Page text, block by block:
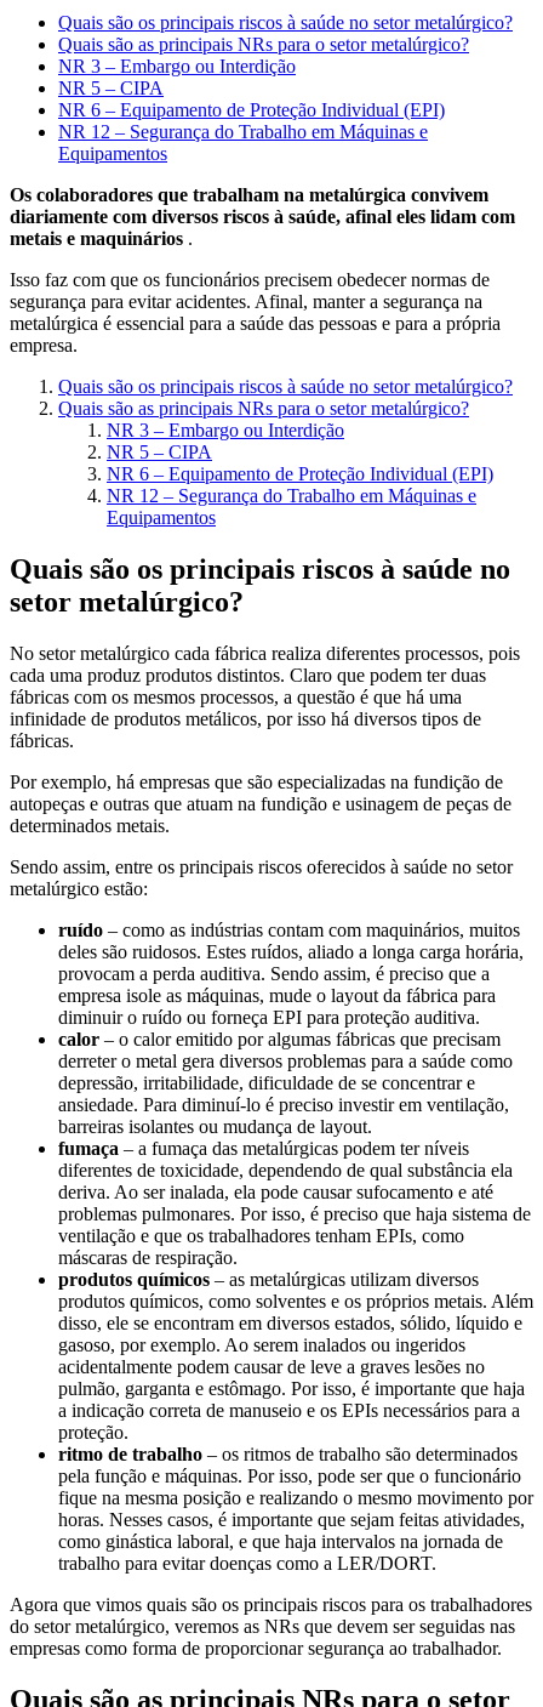
Quais são os principais riscos à saúde no setor metalúrgico?
Quais são as principais NRs para o setor metalúrgico?
NR 3 – Embargo ou Interdição
NR 5 – CIPA
NR 6 – Equipamento de Proteção Individual (EPI)
NR 12 – Segurança do Trabalho em Máquinas e
Equipamentos
Os colaboradores que trabalham na metalúrgica convivem
diariamente com diversos riscos à saúde, afinal eles lidam com
metais e maquinários .
Isso faz com que os funcionários precisem obedecer normas de
segurança para evitar acidentes. Afinal, manter a segurança na
metalúrgica é essencial para a saúde das pessoas e para a própria
empresa.
Quais são os principais riscos à saúde no setor metalúrgico?
Quais são as principais NRs para o setor metalúrgico?
NR 3 – Embargo ou Interdição
NR 5 – CIPA
NR 6 – Equipamento de Proteção Individual (EPI)
NR 12 – Segurança do Trabalho em Máquinas e
Equipamentos
Quais são os principais riscos à saúde no
setor metalúrgico?
No setor metalúrgico cada fábrica realiza diferentes processos, pois
cada uma produz produtos distintos. Claro que podem ter duas
fábricas com os mesmos processos, a questão é que há uma
infinidade de produtos metálicos, por isso há diversos tipos de
fábricas.
Por exemplo, há empresas que são especializadas na fundição de
autopeças e outras que atuam na fundição e usinagem de peças de
determinados metais.
Sendo assim, entre os principais riscos oferecidos à saúde no setor
metalúrgico estão:
ruído – como as indústrias contam com maquinários, muitos
deles são ruidosos. Estes ruídos, aliado a longa carga horária,
provocam a perda auditiva. Sendo assim, é preciso que a
empresa isole as máquinas, mude o layout da fábrica para
diminuir o ruído ou forneça EPI para proteção auditiva.
calor – o calor emitido por algumas fábricas que precisam
derreter o metal gera diversos problemas para a saúde como
depressão, irritabilidade, dificuldade de se concentrar e
ansiedade. Para diminuí-lo é preciso investir em ventilação,
barreiras isolantes ou mudança de layout.
fumaça – a fumaça das metalúrgicas podem ter níveis
diferentes de toxicidade, dependendo de qual substância ela
deriva. Ao ser inalada, ela pode causar sufocamento e até
problemas pulmonares. Por isso, é preciso que haja sistema de
ventilação e que os trabalhadores tenham EPIs, como
máscaras de respiração.
produtos químicos – as metalúrgicas utilizam diversos
produtos químicos, como solventes e os próprios metais. Além
disso, ele se encontram em diversos estados, sólido, líquido e
gasoso, por exemplo. Ao serem inalados ou ingeridos
acidentalmente podem causar de leve a graves lesões no
pulmão, garganta e estômago. Por isso, é importante que haja
a indicação correta de manuseio e os EPIs necessários para a
proteção.
ritmo de trabalho – os ritmos de trabalho são determinados
pela função e máquinas. Por isso, pode ser que o funcionário
fique na mesma posição e realizando o mesmo movimento por
horas. Nesses casos, é importante que sejam feitas atividades,
como ginástica laboral, e que haja intervalos na jornada de
trabalho para evitar doenças como a LER/DORT.
Agora que vimos quais são os principais riscos para os trabalhadores
do setor metalúrgico, veremos as NRs que devem ser seguidas nas
empresas como forma de proporcionar segurança ao trabalhador.
Quais são as principais NRs para o setor